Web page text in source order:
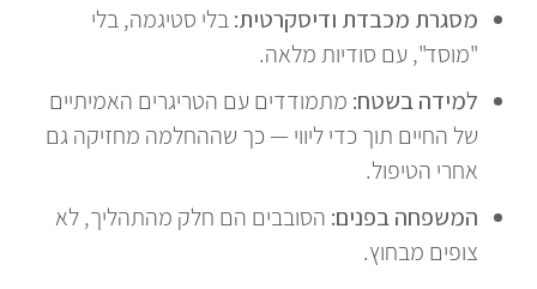
מסגרת מכבדת ודיסקרטית:בלי סטיגמה, בלי
"מוסד", עם סודיות מלאה.
למידה בשטח: מתמודדים עם הטריגרים האמיתיים
של החיים תוך כדי ליווי — כך שההחלמה מחזיקה גם
אחרי הטיפול.
המשפחה בפנים: הסובבים הם חלק מהתהליך, לא
צופים מבחוץ.